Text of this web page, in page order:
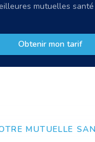
mutuelles
Obtenir mon tarif
MUTUELLE